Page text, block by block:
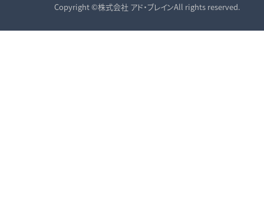
Copyright ©株式会社 アド・ブレインAll rights reserved.